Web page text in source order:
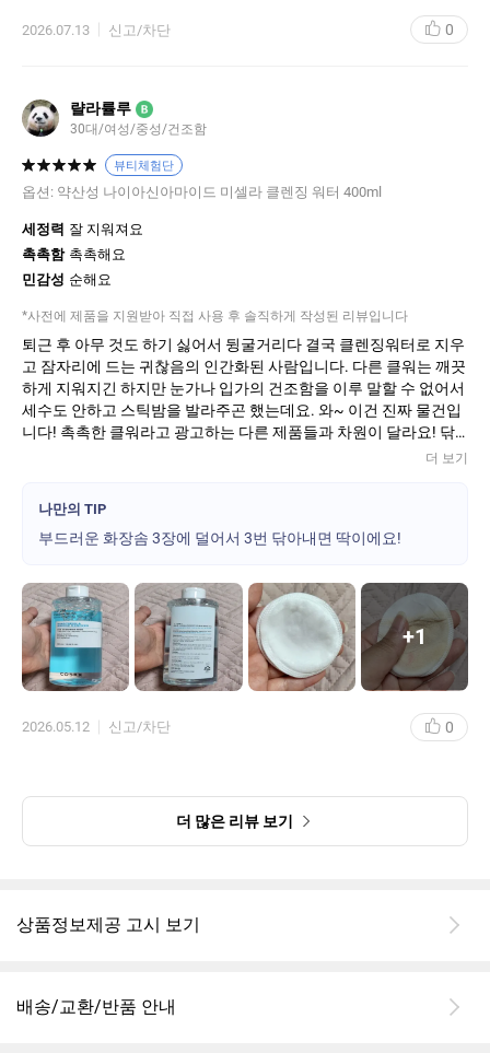
2026.07.13 신고/차단 0
랼라률루 B
30대/여성/중성/건조함
뷰티체험단
옵션: 약산성 나이아신아마이드 미셀라 클렌징 워터 400ml
세정력 잘 지워져요
촉촉함 촉촉해요
민감성 순해요
*사전에 제품을 지원받아 직접 사용 후 솔직하게 작성된 리뷰입니다
퇴근 후 아무 것도 하기 싫어서 뒹굴거리다 결국 클렌징워터로 지우
고 잠자리에 드는 귀찮음의 인간화된 사람입니다. 다른 클워는 깨끗
하게 지워지긴 하지만 눈가나 입가의 건조함을 이루 말할 수 없어서
세수도 안하고 스틱밤을 발라주곤 했는데요. 와~ 이건 진짜 물건입
니다! 촉촉한 클워라고 광고하는 다른 제품들과 차원이 달라요! 닦
이는 것도 스르륵 샥샥 부드럽게, 지우면서도 따가움을 전혀 느낄 수
거짓말 안하고 제 인생 클워가 될 것 같아요♡ 피부에 자극이 거의
없이 싹 닦여나가면서도 피부 가뭄 현상을 없애준 이 클워를 세상 모
든 건조한 분들께 공유하고 싶습니다!!!
더 보기
나만의 TIP
부드러운 화장솜 3장에 덜어서 3번 닦아내면 딱이에요!
+1
2026.05.12 신고/차단 0
더 많은 리뷰 보기
상품정보제공 고시 보기
배송/교환/반품 안내